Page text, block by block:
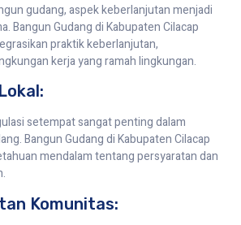
gudang, aspek keberlanjutan menjadi
Bangun Gudang di Kabupaten Cilacap
praktik keberlanjutan,
kerja yang ramah lingkungan.
setempat sangat penting dalam
Bangun Gudang di Kabupaten Cilacap
mendalam tentang persyaratan dan
Komunitas: